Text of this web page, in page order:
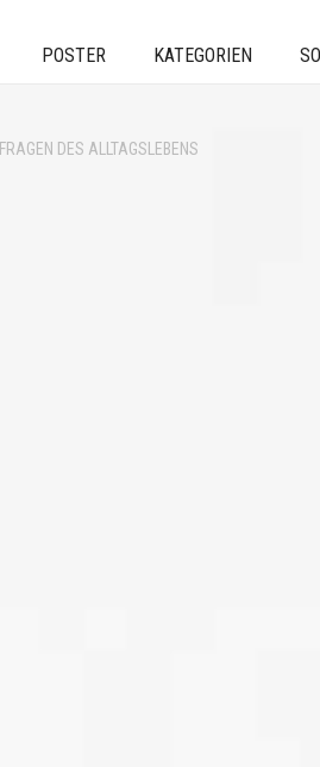
POSTER KATEGORIEN
FRAGEN DES ALLTAGSLEBENS